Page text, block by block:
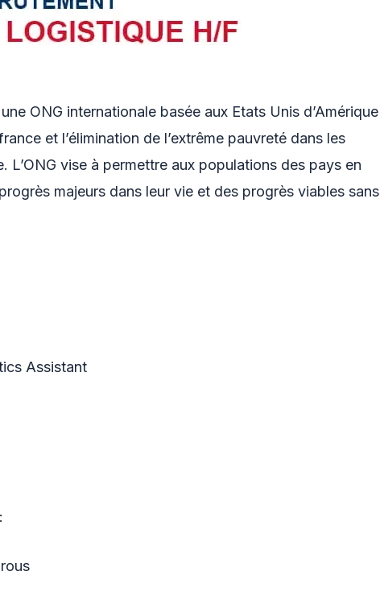
ONG internationale basée aux Etats Unis d’Amérique
et l’élimination de l’extrême pauvreté dans les
L’ONG vise à permettre aux populations des pays en
majeurs dans leur vie et des progrès viables sans
Assistant